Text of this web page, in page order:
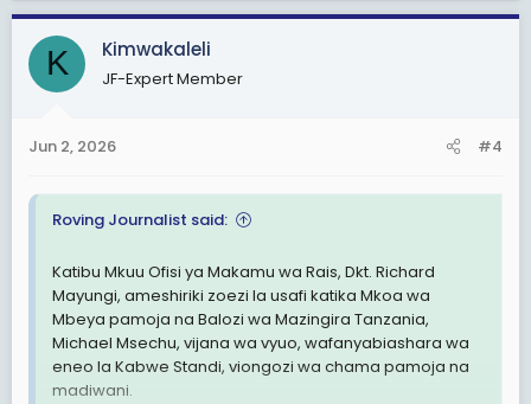
a
c
i
s
K Kimwakaleli
JF-Expert Member
Jun 2, 2026 #4
Roving Journalist said:
Katibu Mkuu Ofisi ya Makamu wa Rais, Dkt. Richard
Mayungi, ameshiriki zoezi la usafi katika Mkoa wa
Mbeya pamoja na Balozi wa Mazingira Tanzania,
Michael Msechu, vijana wa vyuo, wafanyabiashara wa
eneo la Kabwe Standi, viongozi wa chama pamoja na
madiwani.